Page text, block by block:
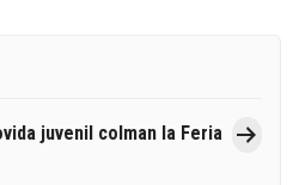
juvenil colman la Feria